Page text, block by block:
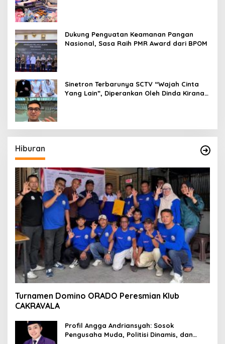
Dukung Penguatan Keamanan Pangan
Nasional, Sasa Raih PMR Award dari BPOM
Sinetron Terbarunya SCTV “Wajah Cinta
Yang Lain”, Diperankan Oleh Dinda Kirana,
Hiburan
Turnamen Domino ORADO Peresmian Klub
CAKRAVALA
Profil Angga Andriansyah: Sosok
Pengusaha Muda, Politisi Dinamis, dan